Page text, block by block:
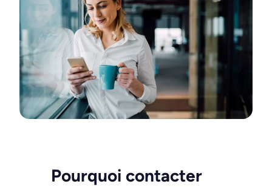
Pourquoi contacter